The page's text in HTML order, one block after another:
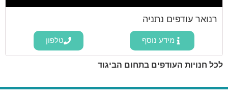
רנואר עודפים נתניה
מידע נוסף טלפון
לכל חנויות העודפים בתחום הביגוד